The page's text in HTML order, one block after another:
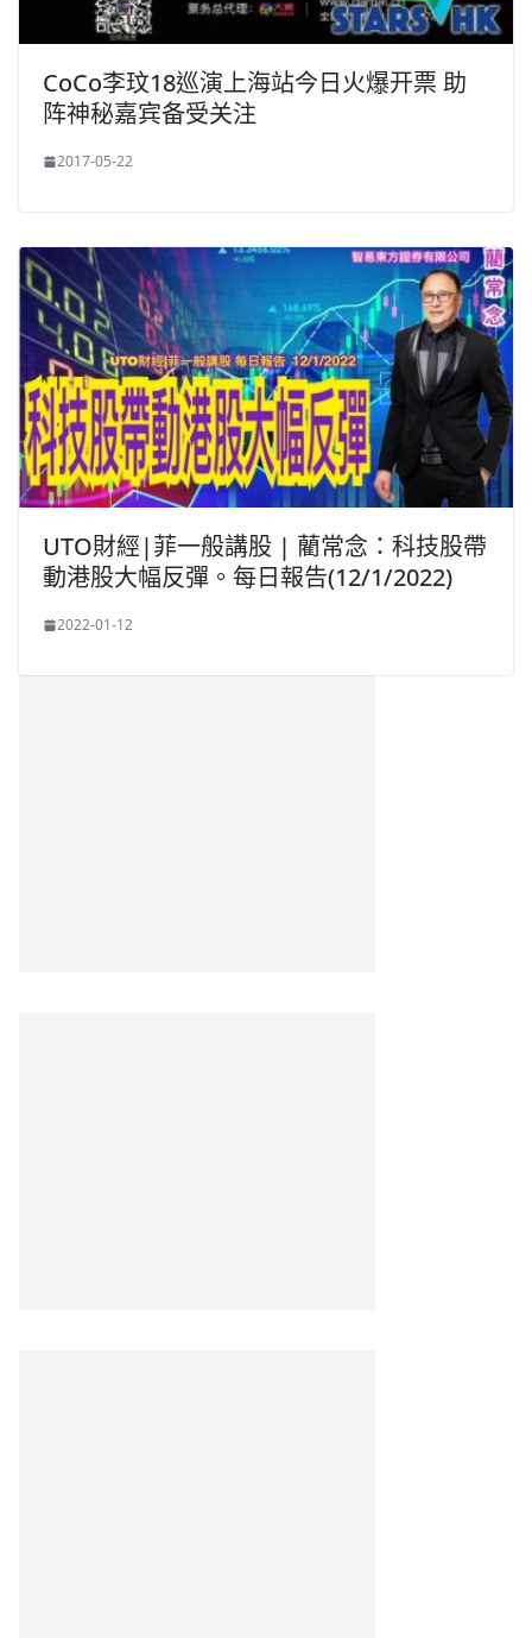
CoCo李玟18巡演上海站今日火爆开票 助
阵神秘嘉宾备受关注
2017-05-22
UTO財經|菲一般講股 | 藺常念：科技股帶
動港股大幅反彈。每日報告(12/1/2022)
2022-01-12